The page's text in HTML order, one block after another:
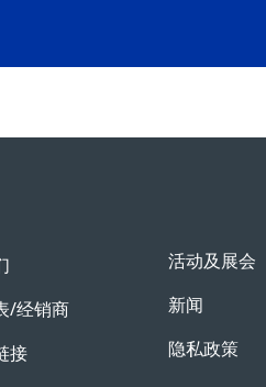
/经销商
接
活动及展会
新闻
隐私政策